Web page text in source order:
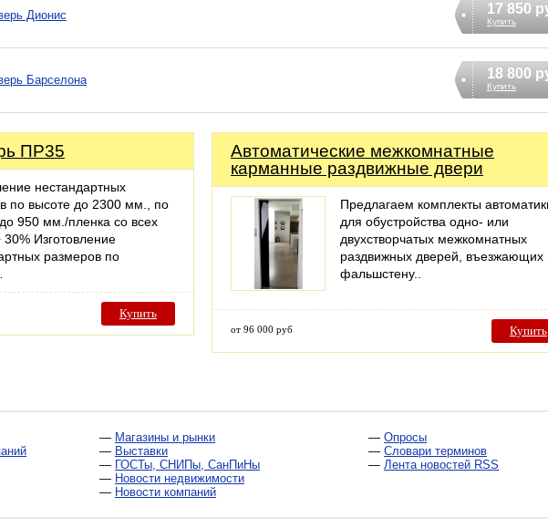
Дионис 17 850
Купить
Барселона 18 800
Купить
ПР35
нестандартных
по высоте до 2300 мм., по
950 мм./пленка со всех
30% Изготовление
размеров по
Купить
Автоматические межкомнатные
карманные раздвижные двери
Предлагаем комплекты
для обустройства одно- или
двухстворчатых межкомнатных
раздвижных дверей, въезжающих
фальшстену..
от 96 000 руб Купить
— Магазины и рынки
— Выставки
— ГОСТы, СНИПы, СанПиНы
— Новости недвижимости
— Новости компаний
— Опросы
— Словари терминов
— Лента новостей RSS